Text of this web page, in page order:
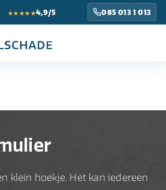
★★★★★4,9/5 085 013 1 013
klein hoekje. Het kan iedereen